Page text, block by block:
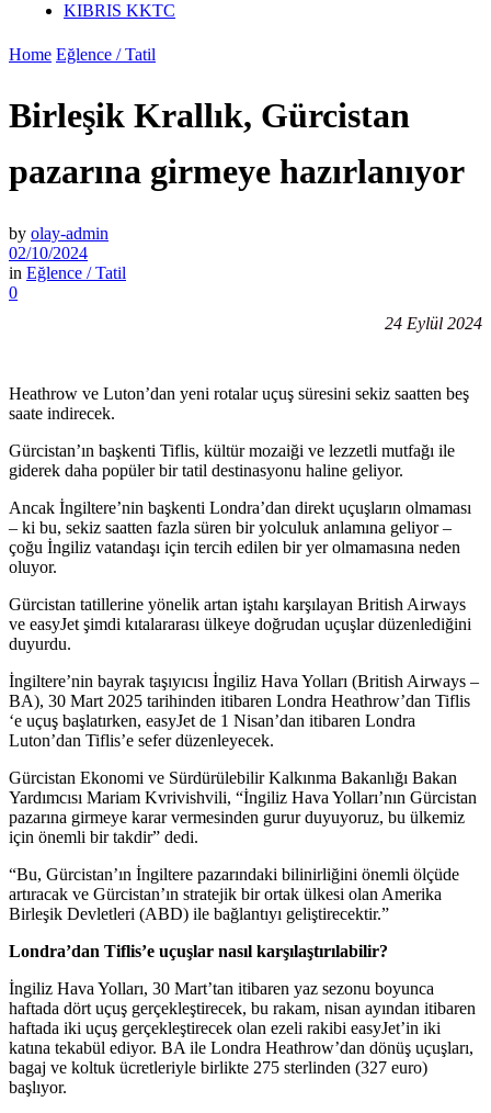
KIBRIS KKTC
Home Eğlence / Tatil
Birleşik Krallık, Gürcistan
pazarına girmeye hazırlanıyor
by olay-admin
02/10/2024
in Eğlence / Tatil
0
24 Eylül 2024
Heathrow ve Luton’dan yeni rotalar uçuş süresini sekiz saatten beş
saate indirecek.
Gürcistan’ın başkenti Tiflis, kültür mozaiği ve lezzetli mutfağı ile
giderek daha popüler bir tatil destinasyonu haline geliyor.
Ancak İngiltere’nin başkenti Londra’dan direkt uçuşların olmaması
– ki bu, sekiz saatten fazla süren bir yolculuk anlamına geliyor –
çoğu İngiliz vatandaşı için tercih edilen bir yer olmamasına neden
oluyor.
Gürcistan tatillerine yönelik artan iştahı karşılayan British Airways
ve easyJet şimdi kıtalararası ülkeye doğrudan uçuşlar düzenlediğini
duyurdu.
İngiltere’nin bayrak taşıyıcısı İngiliz Hava Yolları (British Airways –
BA), 30 Mart 2025 tarihinden itibaren Londra Heathrow’dan Tiflis
‘e uçuş başlatırken, easyJet de 1 Nisan’dan itibaren Londra
Luton’dan Tiflis’e sefer düzenleyecek.
Gürcistan Ekonomi ve Sürdürülebilir Kalkınma Bakanlığı Bakan
Yardımcısı Mariam Kvrivishvili, “İngiliz Hava Yolları’nın Gürcistan
pazarına girmeye karar vermesinden gurur duyuyoruz, bu ülkemiz
için önemli bir takdir” dedi.
“Bu, Gürcistan’ın İngiltere pazarındaki bilinirliğini önemli ölçüde
artıracak ve Gürcistan’ın stratejik bir ortak ülkesi olan Amerika
Birleşik Devletleri (ABD) ile bağlantıyı geliştirecektir.”
Londra’dan Tiflis’e uçuşlar nasıl karşılaştırılabilir?
İngiliz Hava Yolları, 30 Mart’tan itibaren yaz sezonu boyunca
haftada dört uçuş gerçekleştirecek, bu rakam, nisan ayından itibaren
haftada iki uçuş gerçekleştirecek olan ezeli rakibi easyJet’in iki
katına tekabül ediyor. BA ile Londra Heathrow’dan dönüş uçuşları,
bagaj ve koltuk ücretleriyle birlikte 275 sterlinden (327 euro)
başlıyor.